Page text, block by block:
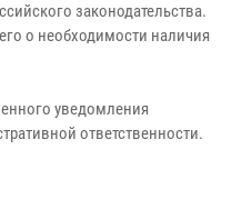
законодательства.
о необходимости наличия
уведомления
ответственности.